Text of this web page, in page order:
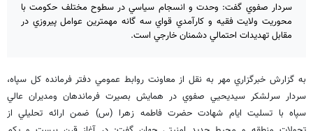
سردار صفوي گفت: وحدت و انسجام سياسي در سطوح مختلف حكومت با
محوريت ولايت فقيه و كارآمدي قواي سه گانه مهمترين عوامل پيروزي در
مقابل تهديدات احتمالي دشمنان خارجي است.
به گزارش خبرگزاري مهر به نقل از معاونت روابط عمومي دفتر فرمانده كل سپاه،
سردار سرلشكر سيديحيي صفوي در همايش بصيرت فرماندهان ومديران عالي
سپاه با تسليت ايام شهادت حضرت فاطمه زهرا (س) ضمن ارائه تحليلي از